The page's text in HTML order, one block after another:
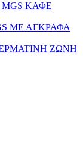
ΚΑΦΕ
ΜΕ ΑΓΚΡΑΦΑ
ΖΩΝΗ